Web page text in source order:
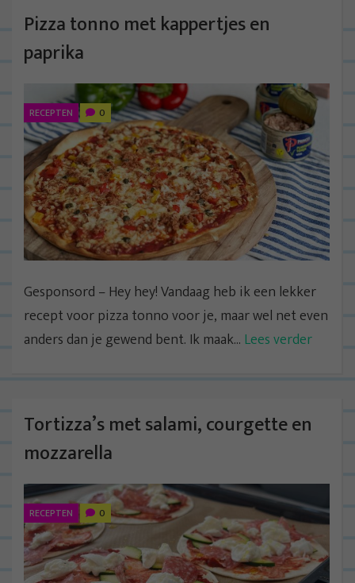
Pizza tonno met kappertjes en
paprika
RECEPTEN 0
Gesponsord – Hey hey! Vandaag heb ik een lekker
recept voor pizza tonno voor je, maar wel net even
anders dan je gewend bent. Ik maak... Lees verder
Tortizza’s met salami, courgette en
mozzarella
RECEPTEN 0